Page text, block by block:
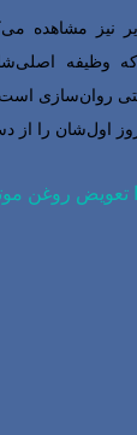
نیز مشاهده
وظیفه
روان‌سازی
اول‌شان را از